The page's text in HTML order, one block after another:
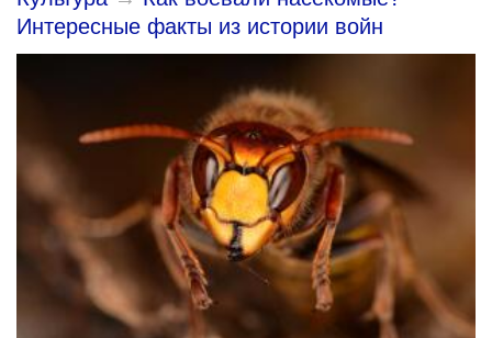
Интересные факты из истории войн